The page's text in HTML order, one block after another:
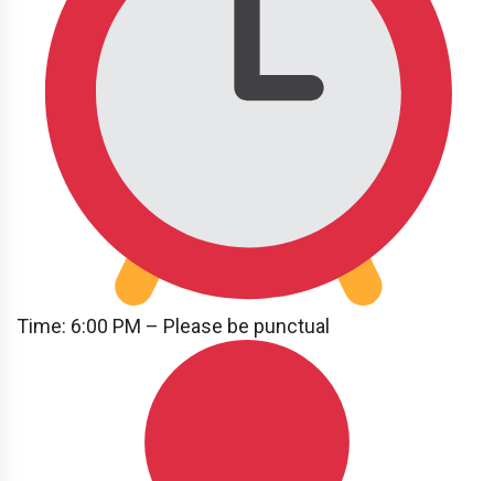
Time: 6:00 PM – Please be punctual